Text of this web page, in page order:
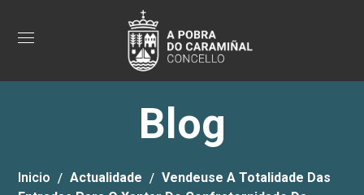
Blog
Inicio Actualidade
Vendeuse A Totalidade Das